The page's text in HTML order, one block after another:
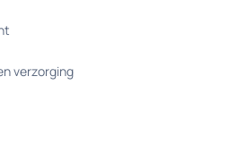
verzorging